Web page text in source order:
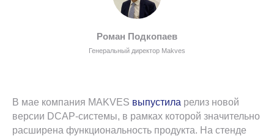
Роман Подкопаев
Генеральный директор Makves
В мае компания MAKVES выпустила релиз новой
версии DCAP-системы, в рамках которой значительно
расширена функциональность продукта. На стенде
Подпишитесь на